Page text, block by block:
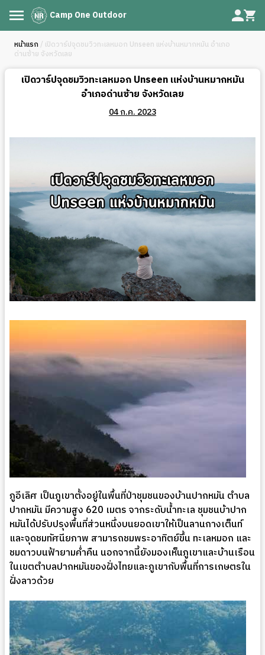
Camp One Outdoor
หน้าแรก / เปิดวาร์ปจุดชมวิวทะเลหมอก Unseen แห่งบ้านหมากหมัน อำเภอ
ด่านซ้าย จังหวัดเลย
เปิดวาร์ปจุดชมวิวทะเลหมอก Unseen แห่งบ้านหมากหมัน
อำเภอด่านซ้าย จังหวัดเลย
04 ก.ค. 2023
ภูอีเลิศ เป็นภูเขาตั้งอยู่ในพื้นที่ป่าชุมชนของบ้านปากหมัน ตำบล
ปากหมัน มีความสูง 620 เมตร จากระดับน้ำทะเล ชุมชนบ้าปาก
หมันได้ปรับปรุงพื้นที่ส่วนหนึ่งบนยอดเขาให้เป็นลานกางเต็นท์
และจุดชมทัศนียภาพ สามารถชมพระอาทิตย์ขึ้น ทะเลหมอก และ
ชมดาวบนฟ้ายามค่ำคืน นอกจากนี้ยังมองเห็นภูเขาและบ้านเรือน
ในเขตตำบลปากหมันของฝั่งไทยและภูเขากับพื้นที่การเกษตรใน
ฝั่งลาวด้วย